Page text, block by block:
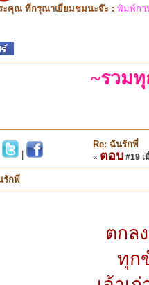
ะคุณ ที่กรุณาเยี่ยมชมนะจ๊ะ : พิมพ์กา
~รวม
Re: ฉันรักพี่
« ตอบ #19 เ
รักพี่
ตกล
ทุก